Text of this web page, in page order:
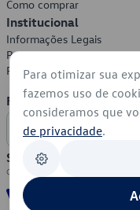
Como comprar
Institucional
Informações Legais
Política de Privacidade
Política de Cookies
Formas de Pagamento
Segurança
Para otimizar sua
fazemos uso de
consideramos que
de privacidade.